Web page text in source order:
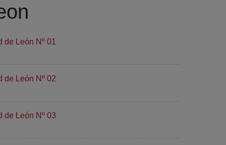
de León Nº 01
de León Nº 02
de León Nº 03